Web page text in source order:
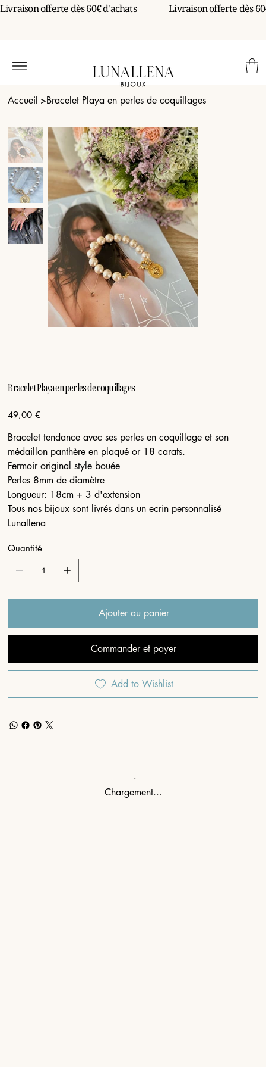
Accueil >Bracelet Playa en perles de coquillages
Bracelet Playa en perles de coquillages
Prix
49,00 €
Bracelet tendance avec ses perles en coquillage et son
médaillon panthère en plaqué or 18 carats.
Fermoir original style bouée
Perles 8mm de diamètre
Longueur: 18cm + 3 d'extension
Tous nos bijoux sont livrés dans un ecrin personnalisé
Lunallena
Quantité
Ajouter au panier
Commander et payer
Add to Wishlist
Chargement...
Livraison offerte dès 60€ d'achats